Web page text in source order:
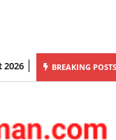
2026 BREAKING POSTS
पाठ्यक्रमों की रिक्त सीटों पर प्रवेश